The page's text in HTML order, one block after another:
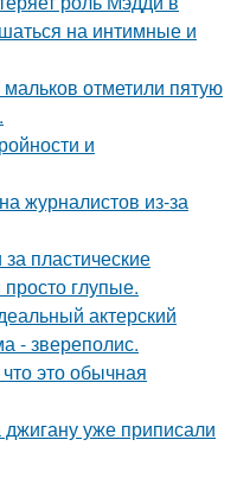
на интимные и
отметили пятую
и
журналистов из-за
пластические
глупые.
актерский
- звереполис.
это обычная
джигану уже приписали